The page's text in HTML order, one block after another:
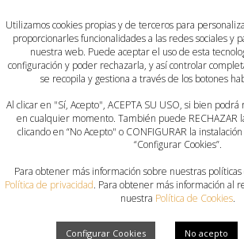
Española de Balonmano ha
al 2 de octubre en Sierra
once jugadores de la
García, Carlos Grau, Pablo
Utilizamos cookies propias y de terceros para
proporcionarles funcionalidades a las redes sociales y
nuestra web. Puede aceptar el uso de esta
configuración y poder rechazarla, y así controlar
se recopila y gestiona a través de los botones
Al clicar en "Sí, Acepto", ACEPTA SU USO, si bien
en cualquier momento. También puede RECHAZAR
clicando en “No Acepto" o CONFIGURAR la
“Configurar Cookies”.
Para obtener más información sobre nuestras
Política de privacidad. Para obtener más información al
nuestra Política de Cookies.
Configurar Cookies No acepto